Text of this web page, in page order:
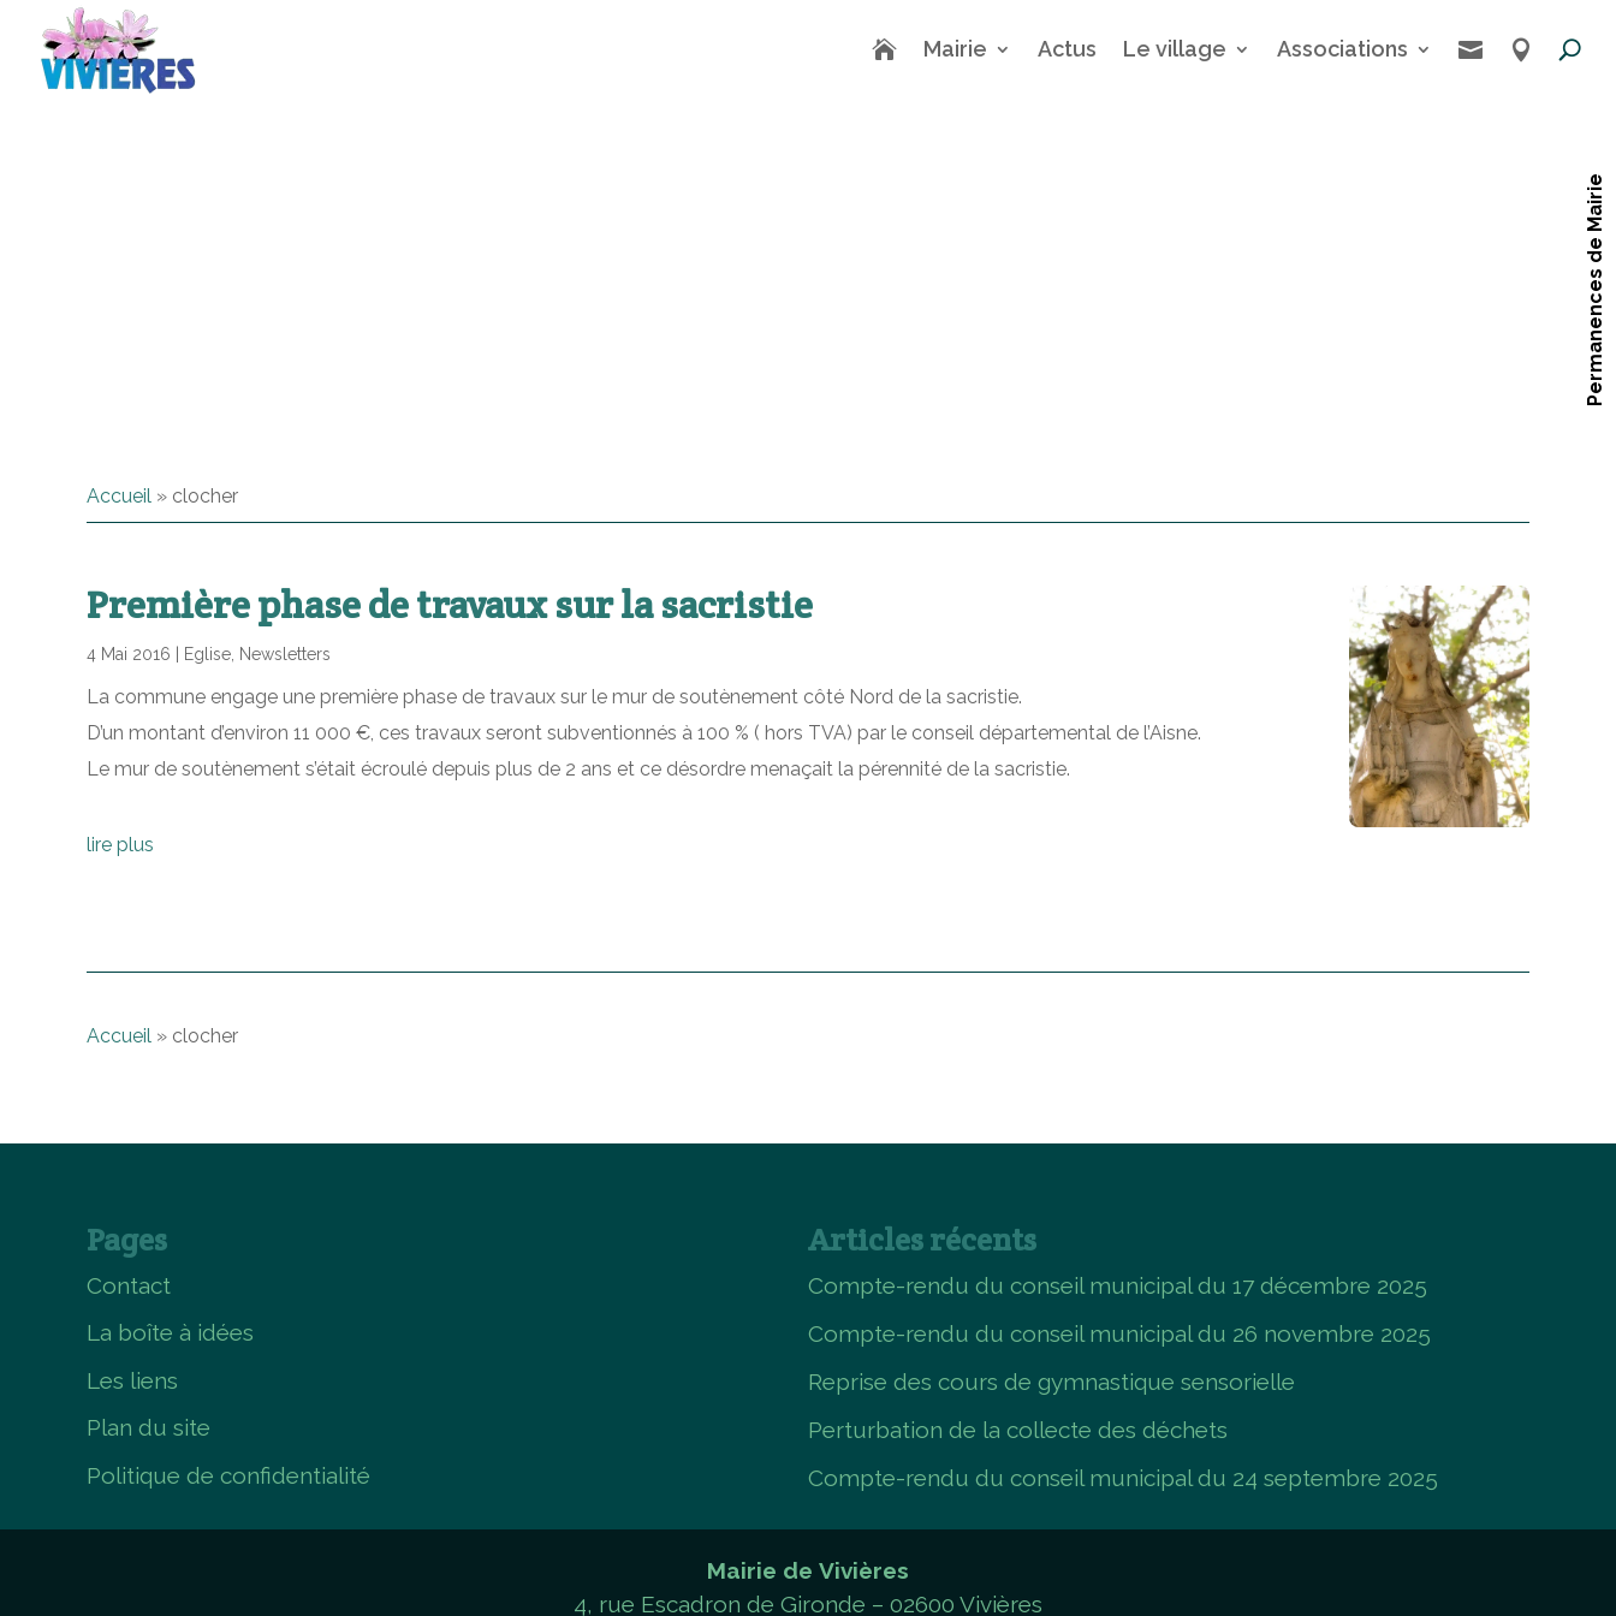
 Mairie Actus Le village Associations  
Permanences de Mairie
Accueil » clocher
Première phase de travaux sur la sacristie
4 Mai 2016 Eglise Newsletters
La commune engage une première phase de travaux sur le mur de soutènement côté Nord de la sacristie.
D’un montant d’environ 11 000 €, ces travaux seront subventionnés à 100 % ( hors TVA) par le conseil départemental de l’Aisne.
Le mur de soutènement s’était écroulé depuis plus de 2 ans et ce désordre menaçait la pérennité de la sacristie.
lire plus
Accueil » clocher
Pages
Contact
La boîte à idées
Les liens
Plan du site
Politique de confidentialité
Articles récents
Compte-rendu du conseil municipal du 17 décembre 2025
Compte-rendu du conseil municipal du 26 novembre 2025
Reprise des cours de gymnastique sensorielle
Perturbation de la collecte des déchets
Compte-rendu du conseil municipal du 24 septembre 2025
Mairie de Vivières
4, rue Escadron de Gironde – 02600 Vivières